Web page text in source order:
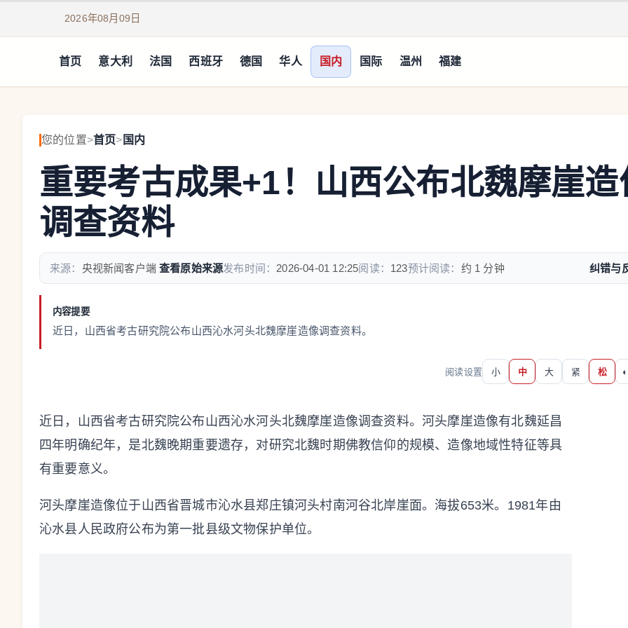
2026年08月09日
首页 意大利 法国 西班牙 德国 华人 国内 国际 温州 福建
您的位置>首页> 国内
重要考古成果+1！山西公布北魏摩崖造
调查资料
来源： 央视新闻客户端 查看原始来源发布时间： 2026-04-01 12:25阅读： 123预计阅读： 约 1 分钟 纠错与
内容提要
近日，山西省考古研究院公布山西沁水河头北魏摩崖造像调查资料。
阅读设置 小 中 大 紧 松 ◐
近日，山西省考古研究院公布山西沁水河头北魏摩崖造像调查资料。河头摩崖造像有北魏延昌
四年明确纪年，是北魏晚期重要遗存，对研究北魏时期佛教信仰的规模、造像地域性特征等具
有重要意义。
河头摩崖造像位于山西省晋城市沁水县郑庄镇河头村南河谷北岸崖面。海拔653米。1981年由
沁水县人民政府公布为第一批县级文物保护单位。